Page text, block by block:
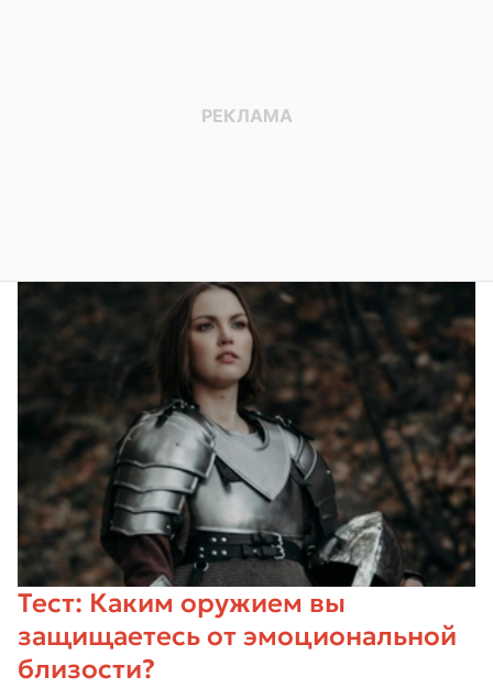
Тест: Каким оружием вы
защищаетесь от эмоциональной
близости?